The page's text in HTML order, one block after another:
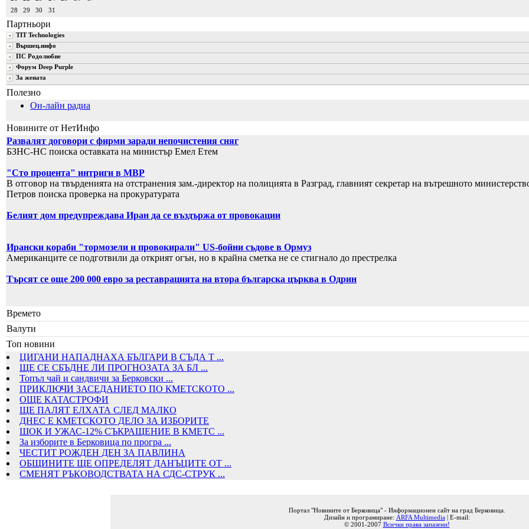
28
29 30 31
Партньори
TIT Technologies
Вършец.инфо
ПС Родолюбие
Форум Deep Purple
За жената
Полезно
Он-лайн радиа
Новините от НетИнфо
Развалят договори с фирми заради непочистения сняг
БЗНС-НС поиска оставката на министър Емел Етем
"Сто процента" интриги в МВР
В отговор на твърденията на отстранения зам.-директор на полицията в Разград, главният секретар на вътрешното
Петров поиска проверка на прокуратурата
Белият дом предупреждава Иран да се въздържа от провокации
Ирански кораби "тормозели и провокирали" US-бойни съдове в Ормуз
Американците се подготвили да открият огън, но в крайна сметка не се стигнало до престрелка
Търсят се още 200 000 евро за реставрацията на втора българска църква в Одрин
Времето
Валути
Топ новини
ЦИГАНИ НАПАДНАХА БЪЛГАРИ В СЪДА Т ...
ЩЕ СЕ СБЪДНЕ ЛИ ПРОГНОЗАТА ЗА БЛ ...
Топъл чай и сандвичи за Берковски ...
ПРИКЛЮЧИ ЗАСЕДАНИЕТО ПО КМЕТСКОТО ...
ОЩЕ КАТАСТРОФИ
ЩЕ ПАЛЯТ ЕЛХАТА СЛЕД МАЛКО
ДНЕС Е КМЕТСКОТО ДЕЛО ЗА ИЗБОРИТЕ
ШОК И УЖАС-12% СЪКРАЩЕНИЕ В КМЕТС ...
За изборите в Берковица по програ ...
ЧЕСТИТ РОЖДЕН ДЕН ЗА ПАВЛИНА
ОБЩИНИТЕ ЩЕ ОПРЕДЕЛЯТ ДАНЪЦИТЕ ОТ ...
СМЕНЯТ РЪКОВОДСТВАТА НА СДС-СТРУК ...
Портал "Новините от Берковица" - Информационен сайт на град Берковица.
Дизайн и програмиране: ARFA Multimedia| E-mail:
© 2001-2007 Всички права запазени!